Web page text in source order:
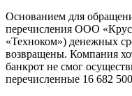
Основанием для
перечисления ООО
«Техноком») денежных
возвращены. Компания
банкрот не смог
перечисленные 16 682